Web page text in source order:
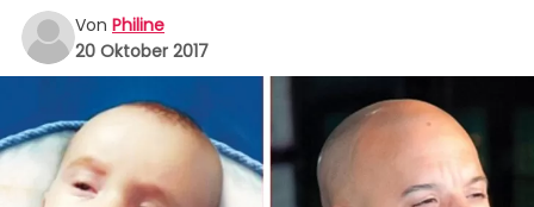
Von Philine
20 Oktober 2017